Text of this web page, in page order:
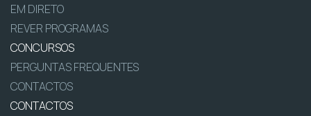
EM DIRETO
REVER PROGRAMAS
CONCURSOS
PERGUNTAS FREQUENTES
CONTACTOS
CONTACTOS